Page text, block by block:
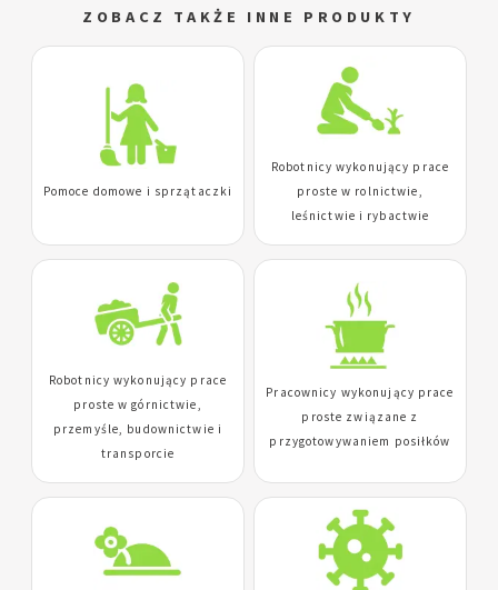
ZOBACZ TAKŻE INNE PRODUKTY
Pomoce domowe i sprzątaczki
Robotnicy wykonujący prace
proste w rolnictwie,
leśnictwie i rybactwie
Robotnicy wykonujący prace
proste w górnictwie,
przemyśle, budownictwie i
transporcie
Pracownicy wykonujący prace
proste związane z
przygotowywaniem posiłków